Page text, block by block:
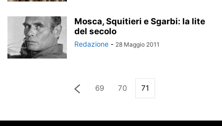
Mosca, Squitieri e Sgarbi: la lite
del secolo
Redazione - 28 Maggio 2011
69 70 71